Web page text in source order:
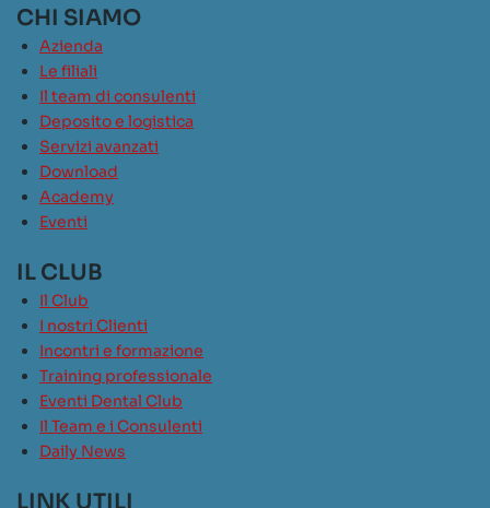
CHI SIAMO
Azienda
Le filiali
Il team di consulenti
Deposito e logistica
Servizi avanzati
Download
Academy
Eventi
IL CLUB
Il Club
I nostri Clienti
Incontri e formazione
Training professionale
Eventi Dental Club
Il Team e i Consulenti
Daily News
LINK UTILI